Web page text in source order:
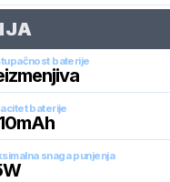
baterije
baterije
mAh
snaga punjenja
W